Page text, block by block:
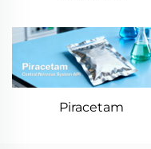
Piracetam